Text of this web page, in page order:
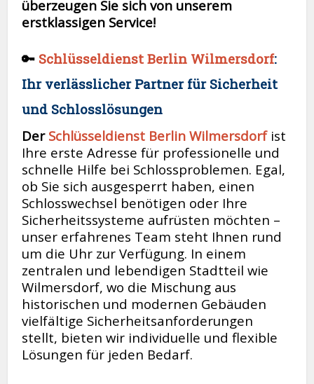
überzeugen Sie sich von unserem
erstklassigen Service!
🔑 Schlüsseldienst Berlin Wilmersdorf:
Ihr verlässlicher Partner für Sicherheit
und Schlosslösungen
Der Schlüsseldienst Berlin Wilmersdorfist
Ihre erste Adresse für professionelle und
schnelle Hilfe bei Schlossproblemen. Egal,
ob Sie sich ausgesperrt haben, einen
Schlosswechsel benötigen oder Ihre
Sicherheitssysteme aufrüsten möchten –
unser erfahrenes Team steht Ihnen rund
um die Uhr zur Verfügung. In einem
zentralen und lebendigen Stadtteil wie
Wilmersdorf, wo die Mischung aus
historischen und modernen Gebäuden
vielfältige Sicherheitsanforderungen
stellt, bieten wir individuelle und flexible
Lösungen für jeden Bedarf.